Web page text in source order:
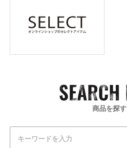
商品を探す